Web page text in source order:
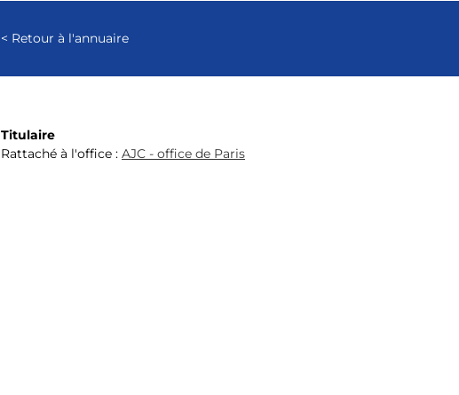
< Retour à l'annuaire
Titulaire
Rattaché à l'office : AJC - office de Paris